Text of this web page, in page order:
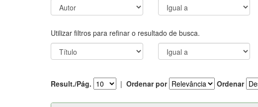
Utilizar filtros para refinar o resultado de busca.
Result./Pág. | Ordenar por Ordenar